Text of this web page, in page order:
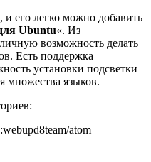
его легко можно добавить
Ubuntu«. Из
возможность делать
Есть поддержка
установки подсветки
множества языков.
atom